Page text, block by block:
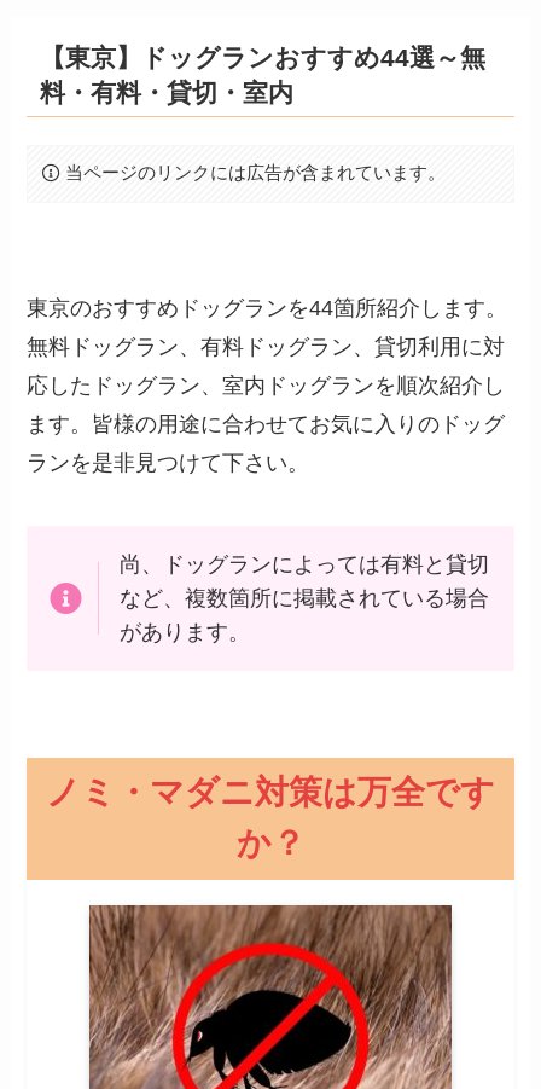
【東京】ドッグランおすすめ44選～無
料・有料・貸切・室内
当ページのリンクには広告が含まれています。
東京のおすすめドッグランを44箇所紹介します。
無料ドッグラン、有料ドッグラン、貸切利用に対
応したドッグラン、室内ドッグランを順次紹介し
ます。皆様の用途に合わせてお気に入りのドッグ
ランを是非見つけて下さい。
尚、ドッグランによっては有料と貸切
など、複数箇所に掲載されている場合
があります。
ノミ・マダニ対策は万全です
か？